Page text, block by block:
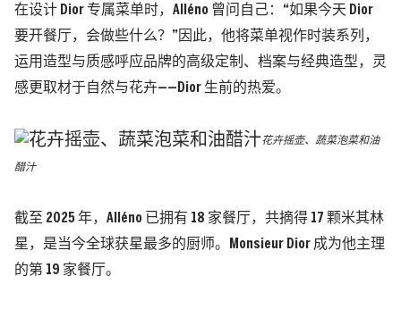
在设计 Dior 专属菜单时，Alléno 曾问自己：“如果今天 Dior
要开餐厅，会做些什么？”因此，他将菜单视作时装系列，
运用造型与质感呼应品牌的高级定制、档案与经典造型，灵
感更取材于自然与花卉——Dior 生前的热爱。
花卉摇壶、蔬菜泡菜和油
醋汁
截至 2025 年，Alléno 已拥有 18 家餐厅，共摘得 17 颗米其林
星，是当今全球获星最多的厨师。Monsieur Dior 成为他主理
的第 19 家餐厅。